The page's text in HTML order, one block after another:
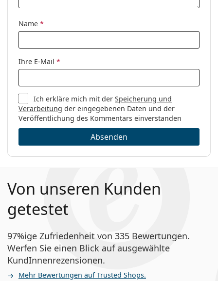
Kategorie:
Brillen
Marke:
Name *
Ihre E-Mail *
Ich erkläre mich mit derSpeicherung und
Verarbeitung der eingegebenen Daten und der
Veröffentlichung des Kommentars einverstanden
Absenden
Von unseren Kunden
getestet
97%ige Zufriedenheit von 335 Bewertungen.
Werfen Sie einen Blick auf ausgewählte
KundInnenrezensionen.
Mehr Bewertungen auf Trusted Shops.